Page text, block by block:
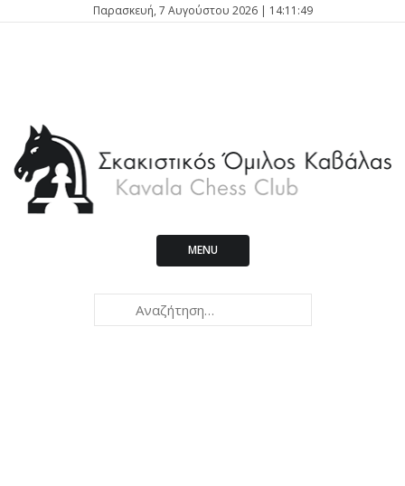
Παρασκευή, 7 Αυγούστου 2026 | 14:11:49
MENU